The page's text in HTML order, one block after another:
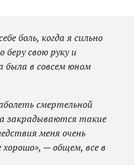
боль, когда я сильно
свою руку и
была в совсем юном
смертельной
закрадываются такие
меня очень
— общем, все в